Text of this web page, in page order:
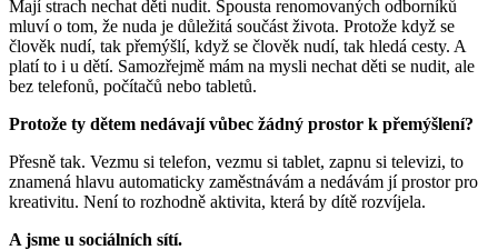
Mají strach nechat děti nudit. Spousta renomovaných odborníků
mluví o tom, že nuda je důležitá součást života. Protože když se
člověk nudí, tak přemýšlí, když se člověk nudí, tak hledá cesty. A
platí to i u dětí. Samozřejmě mám na mysli nechat děti se nudit, ale
bez telefonů, počítačů nebo tabletů.
Protože ty dětem nedávají vůbec žádný prostor k přemýšlení?
Přesně tak. Vezmu si telefon, vezmu si tablet, zapnu si televizi, to
znamená hlavu automaticky zaměstnávám a nedávám jí prostor pro
kreativitu. Není to rozhodně aktivita, která by dítě rozvíjela.
A jsme u sociálních sítí.